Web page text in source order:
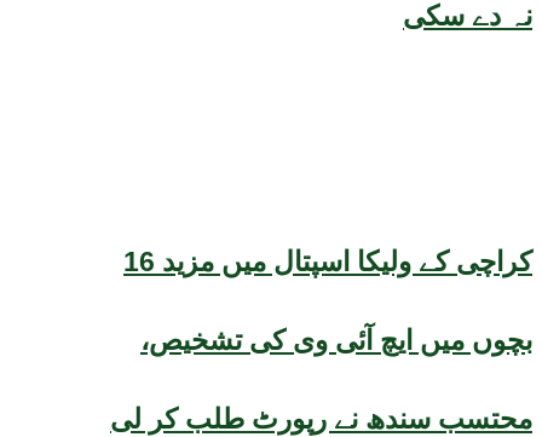
نہ دے سکی
کراچی کے ولیکا اسپتال میں مزید 16
بچوں میں ایچ آئی وی کی تشخیص،
محتسب سندھ نے رپورٹ طلب کر لی